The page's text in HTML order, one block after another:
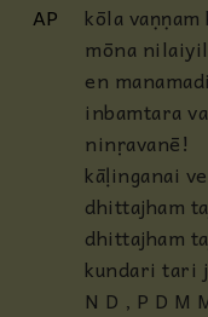
AP
kōla
mōna
en
inbamtara
ninṛavanē!
kāḷinganai
dhittajham
dhittajham
kundari tari
N D , P D M